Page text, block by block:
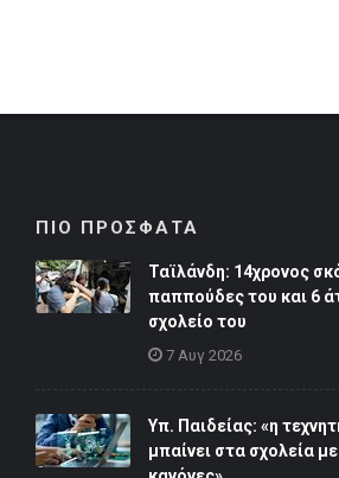
ΠΙΟ ΠΡΟΣΦΑΤΑ
Ταϊλάνδη: 14χρονος
παππούδες του και 6
σχολείο του
7 Αυγ 2026
Υπ. Παιδείας: «η
μπαίνει στα σχολεία